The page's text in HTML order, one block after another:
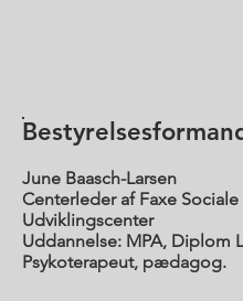
June Baasch-Larsen
Centerleder af Faxe Sociale
Udviklingscenter
Uddannelse: MPA, Diplom
Psykoterapeut, pædagog.